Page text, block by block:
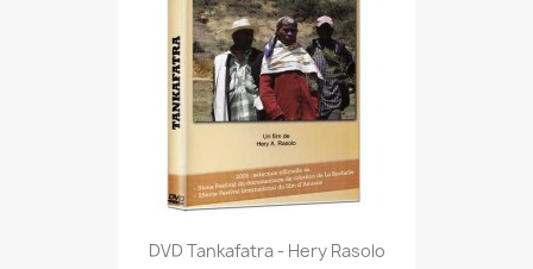
DVD Tankafatra - Hery Rasolo